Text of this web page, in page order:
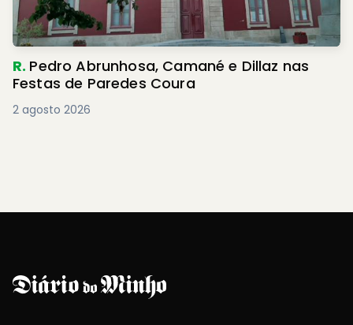
R. Pedro Abrunhosa, Camané e Dillaz nas
Festas de Paredes Coura
2 agosto 2026